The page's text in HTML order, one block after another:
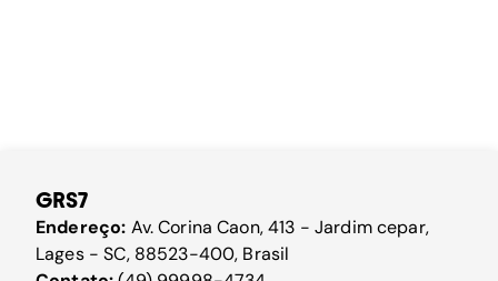
GRS7
Endereço: Av. Corina Caon, 413 - Jardim cepar,
Lages - SC, 88523-400, Brasil